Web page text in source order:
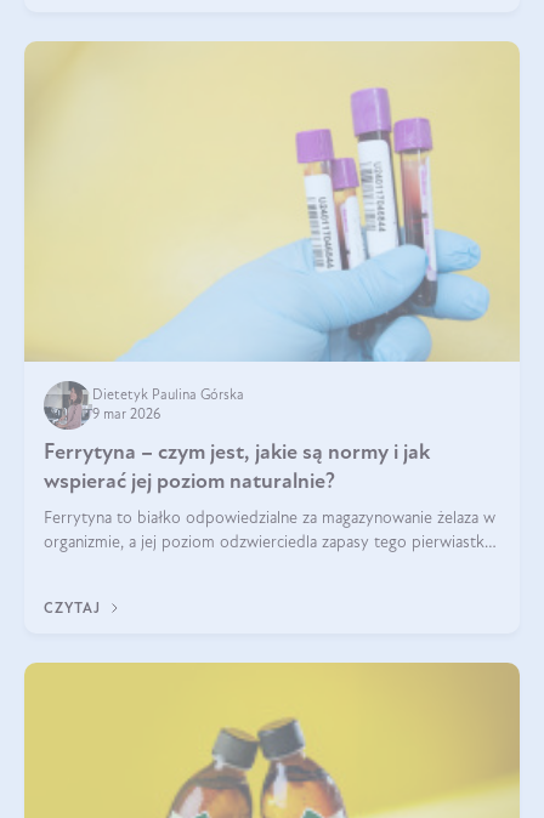
Dietetyk Paulina Górska
9 mar 2026
Ferrytyna – czym jest, jakie są normy i jak
wspierać jej poziom naturalnie?
Ferrytyna to białko odpowiedzialne za magazynowanie żelaza w
organizmie, a jej poziom odzwierciedla zapasy tego pierwiastka.
funkcjonowanie (
CZYTAJ